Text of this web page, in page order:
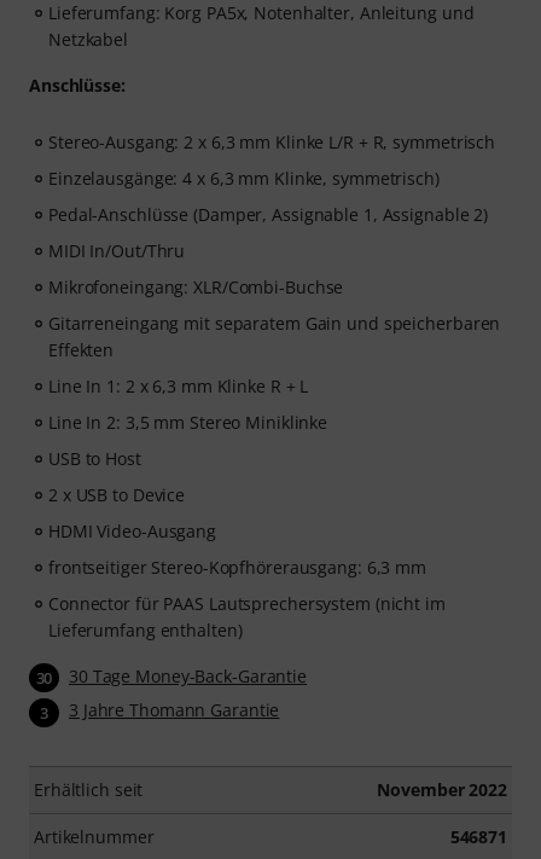
Lieferumfang: Korg PA5x, Notenhalter, Anleitung und
Netzkabel
Anschlüsse:
Stereo-Ausgang: 2 x 6,3 mm Klinke L/R + R, symmetrisch
Einzelausgänge: 4 x 6,3 mm Klinke, symmetrisch)
Pedal-Anschlüsse (Damper, Assignable 1, Assignable 2)
MIDI In/Out/Thru
Mikrofoneingang: XLR/Combi-Buchse
Gitarreneingang mit separatem Gain und speicherbaren
Effekten
Line In 1: 2 x 6,3 mm Klinke R + L
Line In 2: 3,5 mm Stereo Miniklinke
USB to Host
2 x USB to Device
HDMI Video-Ausgang
frontseitiger Stereo-Kopfhörerausgang: 6,3 mm
Connector für PAAS Lautsprechersystem (nicht im
Lieferumfang enthalten)
30 30 Tage Money-Back-Garantie
3 3 Jahre Thomann Garantie
Erhältlich seit November 2022
Artikelnummer 546871